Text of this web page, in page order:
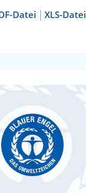
Datei
XLS-Datei